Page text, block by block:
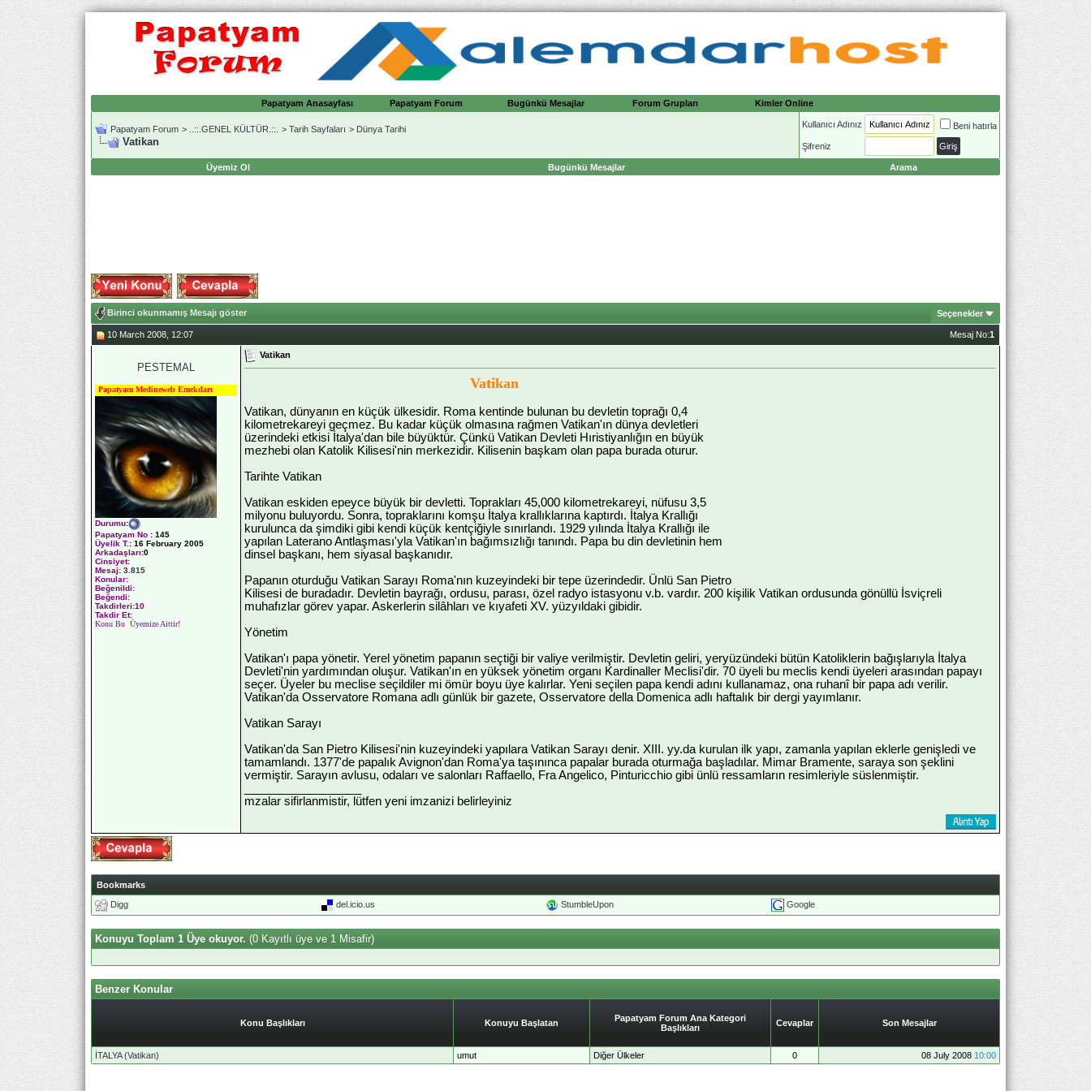
Papatyam Anasayfası Papatyam Forum Bugünkü Mesajlar Forum Grupları Kimler Online
Papatyam Forum > ..::.GENEL KÜLTÜR.::. > Tarih Sayfaları > Dünya Tarihi
Vatikan
Kullanıcı Adınız Beni hatırla
Şifreniz
Üyemiz Ol Bugünkü Mesajlar Arama
Birinci okunmamış Mesajı göster Seçenekler
10 March 2008, 12:07 Mesaj No:1
PESTEMAL
Papatyam Medineweb Emekdarı
Durumu:
Papatyam No : 145
Üyelik T.: 16 February 2005
Arkadaşları:0
Cinsiyet:
Mesaj: 3.815
Konular:
Beğenildi:
Beğendi:
Takdirleri:10
Takdir Et:
Konu Bu Üyemize Aittir!
Vatikan
Vatikan
Vatikan, dünyanın en küçük ülkesidir. Roma kentinde bulunan bu devletin toprağı 0,4
kilometrekareyi geçmez. Bu kadar küçük olmasına rağmen Vatikan'ın dünya devletleri
üzerindeki etkisi İtalya'dan bile büyüktür. Çünkü Vatikan Devleti Hıristiyanlığın en büyük
mezhebi olan Katolik Kilisesi'nin merkezidir. Kilisenin başkam olan papa burada oturur.
Tarihte Vatikan
Vatikan eskiden epeyce büyük bir devletti. Toprakları 45,000 kilometrekareyi, nüfusu 3,5
milyonu buluyordu. Sonra, topraklarını komşu İtalya krallıklarına kaptırdı. İtalya Krallığı
kurulunca da şimdiki gibi kendi küçük kentçiğiyle sınırlandı. 1929 yılında İtalya Krallığı ile
yapılan Laterano Antlaşması'yla Vatikan'ın bağımsızlığı tanındı. Papa bu din devletinin hem
dinsel başkanı, hem siyasal başkanıdır.
Papanın oturduğu Vatikan Sarayı Roma'nın kuzeyindeki bir tepe üzerindedir. Ünlü San Pietro
Kilisesi de buradadır. Devletin bayrağı, ordusu, parası, özel radyo istasyonu v.b. vardır. 200 kişilik Vatikan ordusunda gönüllü İsviçreli
muhafızlar görev yapar. Askerlerin silâhları ve kıyafeti XV. yüzyıldaki gibidir.
Yönetim
Vatikan'ı papa yönetir. Yerel yönetim papanın seçtiği bir valiye verilmiştir. Devletin geliri, yeryüzündeki bütün Katoliklerin bağışlarıyla İtalya
Devleti'nin yardımından oluşur. Vatikan'ın en yüksek yönetim organı Kardinaller Meclisi'dir. 70 üyeli bu meclis kendi üyeleri arasından papayı
seçer. Üyeler bu meclise seçildiler mi ömür boyu üye kalırlar. Yeni seçilen papa kendi adını kullanamaz, ona ruhanî bir papa adı verilir.
Vatikan'da Osservatore Romana adlı günlük bir gazete, Osservatore della Domenica adlı haftalık bir dergi yayımlanır.
Vatikan Sarayı
Vatikan'da San Pietro Kilisesi'nin kuzeyindeki yapılara Vatikan Sarayı denir. XIII. yy.da kurulan ilk yapı, zamanla yapılan eklerle genişledi ve
tamamlandı. 1377'de papalık Avignon'dan Roma'ya taşınınca papalar burada oturmağa başladılar. Mimar Bramente, saraya son şeklini
vermiştir. Sarayın avlusu, odaları ve salonları Raffaello, Fra Angelico, Pinturicchio gibi ünlü ressamların resimleriyle süslenmiştir.
mzalar sifirlanmistir, lütfen yeni imzanizi belirleyiniz
Bookmarks
Digg
del.icio.us StumbleUpon Google
Konuyu Toplam 1 Üye okuyor. (0 Kayıtlı üye ve 1 Misafir)
Benzer Konular
Konu Başlıkları Konuyu Başlatan
Papatyam Forum Ana Kategori
Başlıkları
Cevaplar Son Mesajlar
İTALYA (Vatikan) umut Diğer Ülkeler 0 08 July 2008 10:00